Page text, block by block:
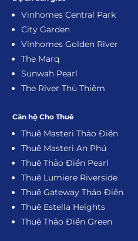
Vinhomes Central Park
City Garden
Vinhomes Golden River
The Marq
Sunwah Pearl
The River Thủ Thiêm
Căn hộ Cho Thuê
Thuê Masteri Thảo Điền
Thuê Masteri An Phú
Thuê Thảo Điền Pearl
Thuê Lumiere Riverside
Thuê Gateway Thảo Điền
Thuê Estella Heights
Thuê Thảo Điền Green